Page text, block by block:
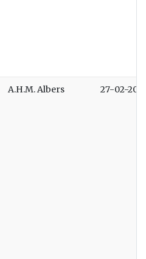
A.H.M. Albers 27-02-2019